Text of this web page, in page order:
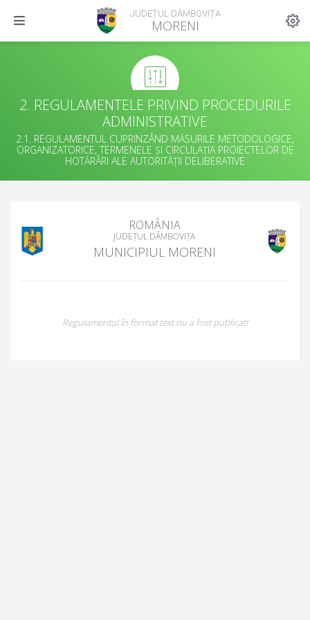
JUDEȚUL DÂMBOVIȚA
MORENI
2. REGULAMENTELE PRIVIND PROCEDURILE
ADMINISTRATIVE
2.1. REGULAMENTUL CUPRINZÂND MĂSURILE METODOLOGICE,
ORGANIZATORICE, TERMENELE ȘI CIRCULAȚIA PROIECTELOR DE
HOTĂRÂRI ALE AUTORITĂȚII DELIBERATIVE
ROMÂNIA
JUDEȚUL DÂMBOVIȚA
MUNICIPIUL MORENI
Regulamentul în format text nu a fost publicat!